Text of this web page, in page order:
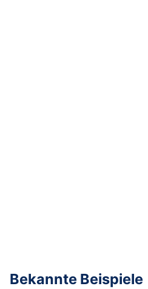
Bekannte Beispiele